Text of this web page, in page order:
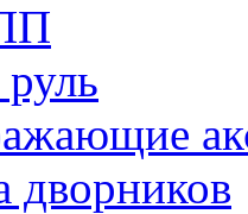
дворников